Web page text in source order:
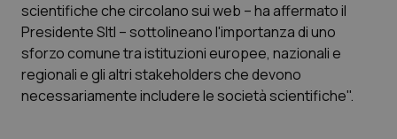
Provincia Autonoma di Trento
Puglia
Sardegna
Ipertensione & Scompenso
Malattie rare
Malattia di Crohn & Rettocolite Ulcerosa
scientifiche che circolano sui web – ha affermato il
Presidente SItI – sottolineano l'importanza di uno
sforzo comune tra istituzioni europee, nazionali e
regionali e gli altri stakeholders che devono
necessariamente includere le società scientifiche".